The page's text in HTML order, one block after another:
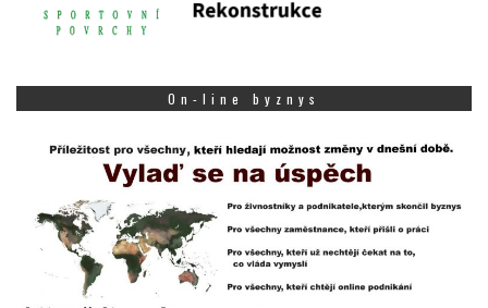
On-line byznys